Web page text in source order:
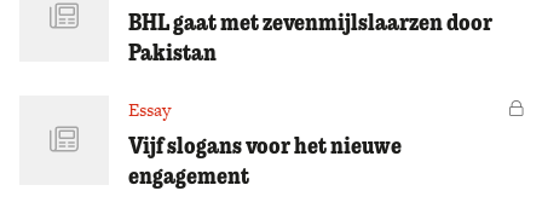
BHL gaat met zevenmijlslaarzen door
Pakistan
Essay
Vijf slogans voor het nieuwe
engagement